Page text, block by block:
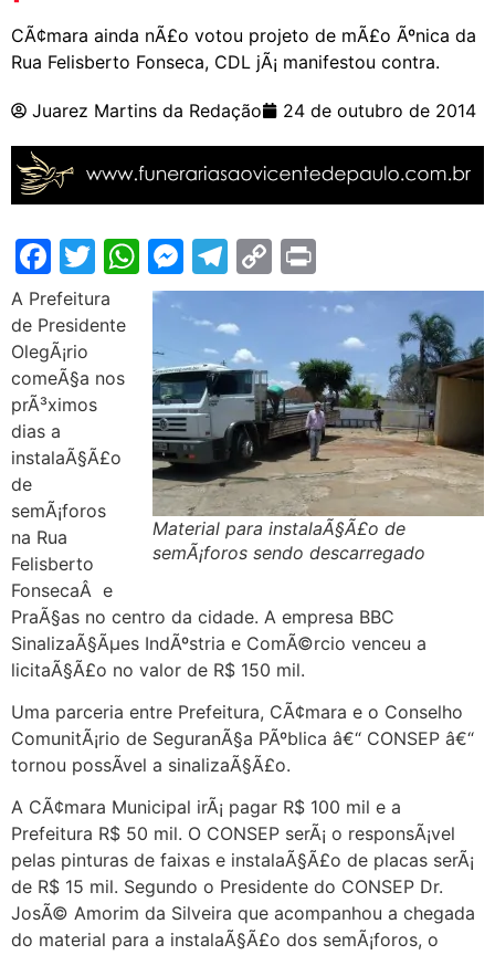
CÃ¢mara ainda nÃ£o votou projeto de mÃ£o Ãºnica da
Rua Felisberto Fonseca, CDL jÃ¡ manifestou contra.
Juarez Martins da Redação 24 de outubro de 2014
Facebook
Twitter
WhatsApp
Messenger
Telegram
Copy
Link
Material para instalaÃ§Ã£o de
semÃ¡foros sendo descarregado
A Prefeitura
de Presidente
OlegÃ¡rio
comeÃ§a nos
prÃ³ximos
dias a
instalaÃ§Ã£o
de
semÃ¡foros
na Rua
Felisberto
FonsecaÂ e
PraÃ§as no centro da cidade. A empresa BBC
SinalizaÃ§Ãµes IndÃºstria e ComÃ©rcio venceu a
licitaÃ§Ã£o no valor de R$ 150 mil.
Uma parceria entre Prefeitura, CÃ¢mara e o Conselho
ComunitÃ¡rio de SeguranÃ§a PÃºblica â€“ CONSEP â€“
tornou possÃ­vel a sinalizaÃ§Ã£o.
A CÃ¢mara Municipal irÃ¡ pagar R$ 100 mil e a
Prefeitura R$ 50 mil. O CONSEP serÃ¡ o responsÃ¡vel
pelas pinturas de faixas e instalaÃ§Ã£o de placas serÃ¡
de R$ 15 mil. Segundo o Presidente do CONSEP Dr.
JosÃ© Amorim da Silveira que acompanhou a chegada
do material para a instalaÃ§Ã£o dos semÃ¡foros, o